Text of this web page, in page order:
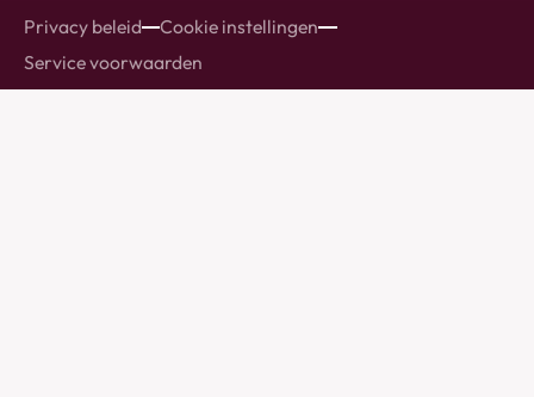
Privacy beleid
Cookie instellingen
Service voorwaarden